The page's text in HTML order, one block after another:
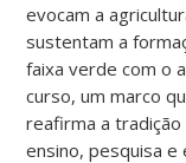
evocam a
sustentam a
faixa verde com o
curso, um marco
reafirma a tradição
ensino, pesquisa e